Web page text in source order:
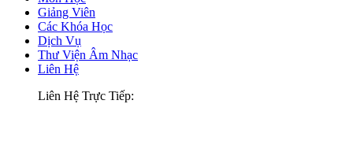
Giảng Viên
Các Khóa Học
Dịch Vụ
Thư Viện Âm Nhạc
Liên Hệ
Liên Hệ Trực Tiếp: